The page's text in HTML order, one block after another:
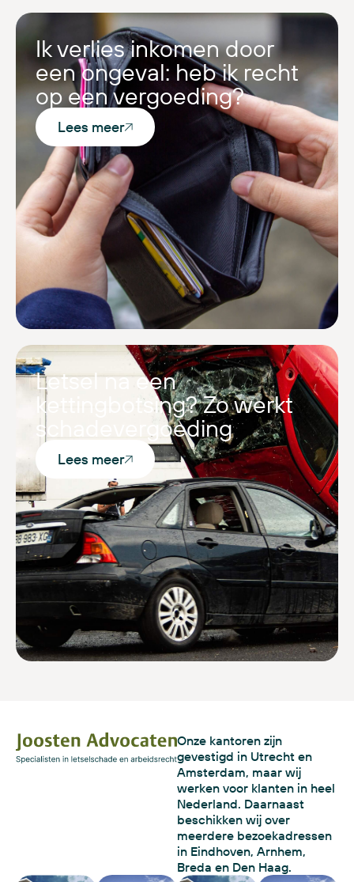
Ik verlies inkomen door
een ongeval: heb ik recht
op een vergoeding?
Lees meer
Letsel na een
kettingbotsing? Zo werkt
schadevergoeding
Lees meer
Onze kantoren zijn
gevestigd in Utrecht en
Amsterdam, maar wij
werken voor klanten in heel
Nederland. Daarnaast
beschikken wij over
meerdere bezoekadressen
in Eindhoven, Arnhem,
Breda en Den Haag.